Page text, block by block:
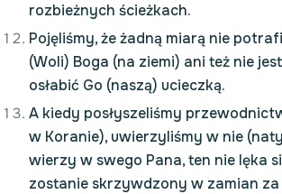
rozbieżnych ścieżkach.
Pojęliśmy, że żadną miarą nie
(Woli) Boga (na ziemi) ani też nie
osłabić Go (naszą) ucieczką.
A kiedy posłyszeliśmy
w Koranie), uwierzyliśmy w nie
wierzy w swego Pana, ten nie lęka
zostanie skrzywdzony w zamian